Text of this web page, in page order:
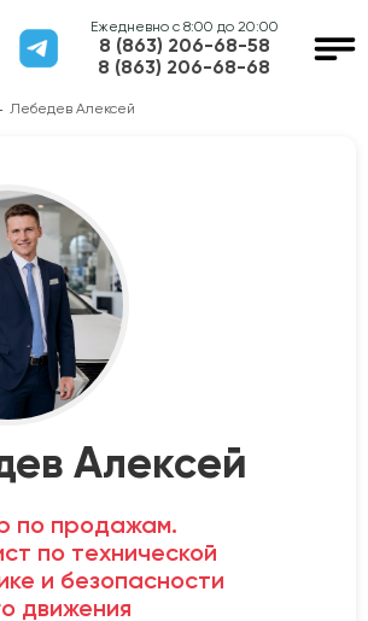
Ежедневно с 8:00 до 20:00
8 (863) 206-68-58
8 (863) 206-68-68
Лебедев Алексей
Алексей
по продажам.
по технической
и безопасности
движения